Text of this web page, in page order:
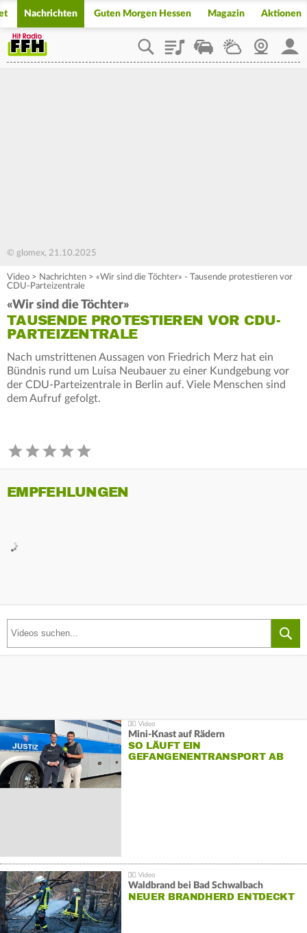
Nachrichten Guten Morgen Hessen Magazin Aktionen
PlaylistStaupilotWetterWebcam
© glomex, 21.10.2025
Video > Nachrichten > «Wir sind die Töchter» - Tausende protestieren vor
CDU-Parteizentrale
«Wir sind die Töchter»
TAUSENDE PROTESTIEREN VOR CDU-
PARTEIZENTRALE
Nach umstrittenen Aussagen von Friedrich Merz hat ein
Bündnis rund um Luisa Neubauer zu einer Kundgebung vor
der CDU-Parteizentrale in Berlin auf. Viele Menschen sind
dem Aufruf gefolgt.
EMPFEHLUNGEN
Mini-Knast auf Rädern
SO LÄUFT EIN
GEFANGENENTRANSPORT AB
Waldbrand bei Bad Schwalbach
NEUER BRANDHERD ENTDECKT